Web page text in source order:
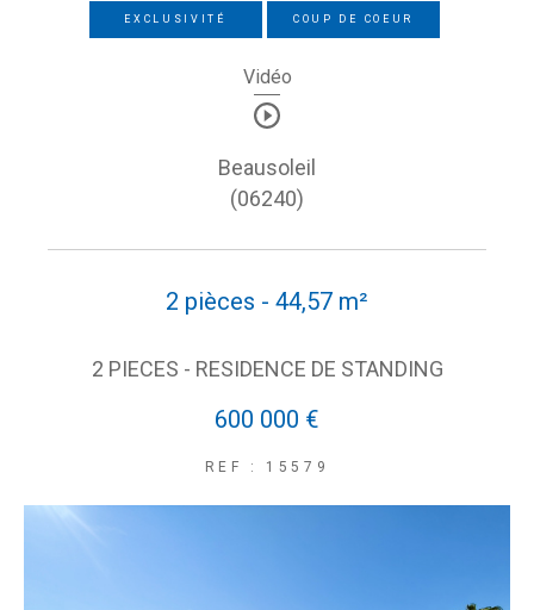
EXCLUSIVITÉ COUP DE COEUR
Vidéo
Beausoleil
(06240)
2 pièces - 44,57 m²
2 PIECES - RESIDENCE DE STANDING
600 000 €
REF : 15579